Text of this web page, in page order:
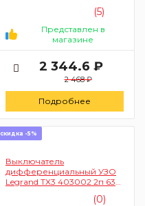
(5)
Представлен в
магазине
2 344.6 ₽
2 468 ₽
Подробнее
скидка -5%
Выключатель
дифференциальный УЗО
Legrand TX3 403002 2п 63А
(0)